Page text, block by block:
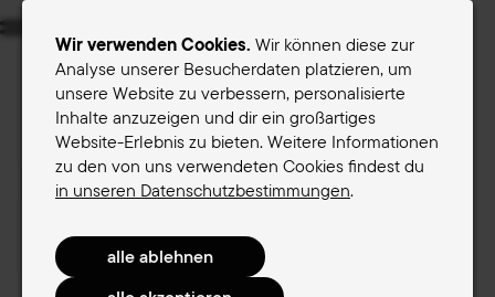
Wir verwenden Cookies. Wir können diese zur
Analyse unserer Besucherdaten platzieren, um
unsere Website zu verbessern, personalisierte
Inhalte anzuzeigen und dir ein großartiges
Website-Erlebnis zu bieten. Weitere Informationen
zu den von uns verwendeten Cookies findest du
in unseren Datenschutzbestimmungen.
Menu
Sättel für Frauen
Sättel für Männer
Terry-Sattelfinder
Sättel für Frauen RaceComfort Women
Butterfly Arteria Gel Max Women